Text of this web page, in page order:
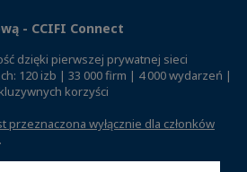
- CCIFI Connect
dzięki pierwszej prywatnej sieci
120 izb | 33 000 firm | 4 000 wydarzeń |
korzyści
przeznaczona wyłącznie dla członków
.